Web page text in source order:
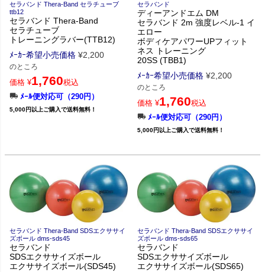
セラバンド Thera-Band セラチューブ
ttb12
セラバンド Thera-Band
セラチューブ
トレーニングラバー(TTB12)
ﾒｰｶｰ希望小売価格 ¥2,200
のところ
価格 ¥1,760税込
ﾒｰﾙ便対応可（290円）
5,000円以上ご購入で送料無料！
セラバンド
ディーアンドエム DM
セラバンド 2m 強度レベル-1 イ
エロー
ボディケアパワーUPフィット
ネス トレーニング
20SS (TBB1)
ﾒｰｶｰ希望小売価格 ¥2,200
のところ
価格 ¥1,760税込
ﾒｰﾙ便対応可（290円）
5,000円以上ご購入で送料無料！
セラバンド Thera-Band SDSエクササイ
ズボール dms-sds45
セラバンド
SDSエクササイズボール
エクササイズボール(SDS45)
セラバンド Thera-Band SDSエクササイ
ズボール dms-sds65
セラバンド
SDSエクササイズボール
エクササイズボール(SDS65)